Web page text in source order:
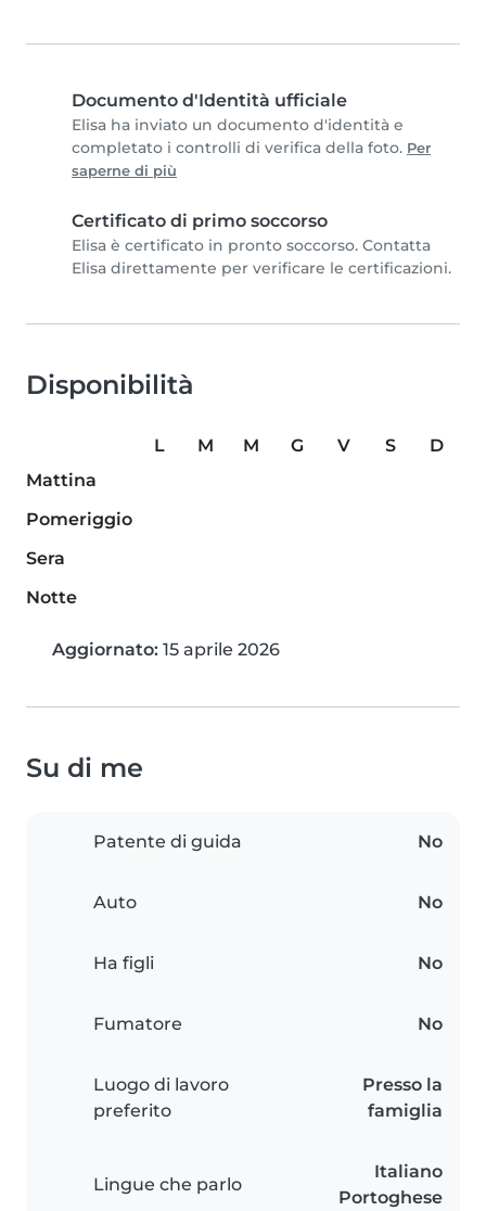
Documento d'Identità ufficiale
Elisa ha inviato un documento d'identità e
completato i controlli di verifica della foto. Per
saperne di più
Certificato di primo soccorso
Elisa è certificato in pronto soccorso. Contatta
Elisa direttamente per verificare le certificazioni.
Disponibilità
L M M G V S
D
Mattina
Pomeriggio
Sera
Notte
Aggiornato: 15 aprile 2026
Su di me
Patente di guida No
Auto No
Ha figli No
Fumatore No
Luogo di lavoro
preferito
Presso la
famiglia
Lingue che parlo
Italiano
Portoghese